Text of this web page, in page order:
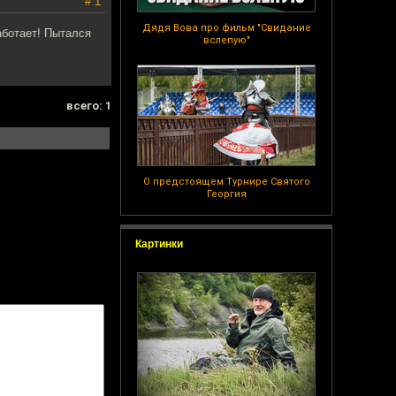
Дядя Вова про фильм "Свидание
вслепую"
О предстоящем Турнире Святого
Георгия
Картинки
Пытался
всего: 1